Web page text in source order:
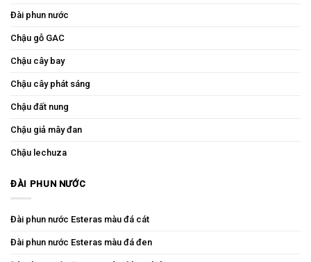
Đài phun nước
Chậu gỗ GAC
Chậu cây bay
Chậu cây phát sáng
Chậu đất nung
Chậu giả mây đan
Chậu lechuza
ĐÀI PHUN NƯỚC
Đài phun nước Esteras màu đá cát
Đài phun nước Esteras màu đá đen